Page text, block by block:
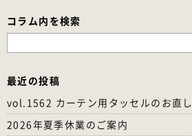
コラム内を検索
検
最近の投稿
vol.1562 カーテン用タッセルのお直し
2026年夏季休業のご案内